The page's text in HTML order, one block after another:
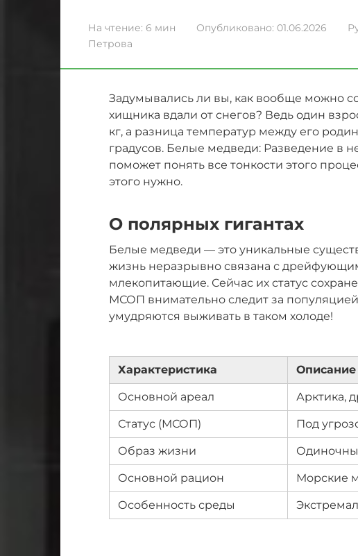
На чтение: 6 мин Опубликовано: 01.06.2026
Петрова
Задумывались ли вы, как вообще можно
хищника вдали от снегов? Ведь один
кг, а разница температур между его
градусов. Белые медведи: Разведение в
поможет понять все тонкости этого
этого нужно.
О полярных гигантах
Белые медведи — это уникальные
жизнь неразрывно связана с
млекопитающие. Сейчас их статус
МСОП внимательно следит за
умудряются выживать в таком холоде!
Характеристика Описание
Основной ареал Арктика,
Статус (МСОП) Под
Образ жизни
Основной рацион Морские
Особенность среды